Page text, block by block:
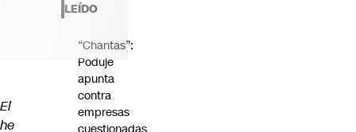
El
he
LEÍDO
“Chantas”:
Poduje
apunta
contra
empresas
cuestionadas